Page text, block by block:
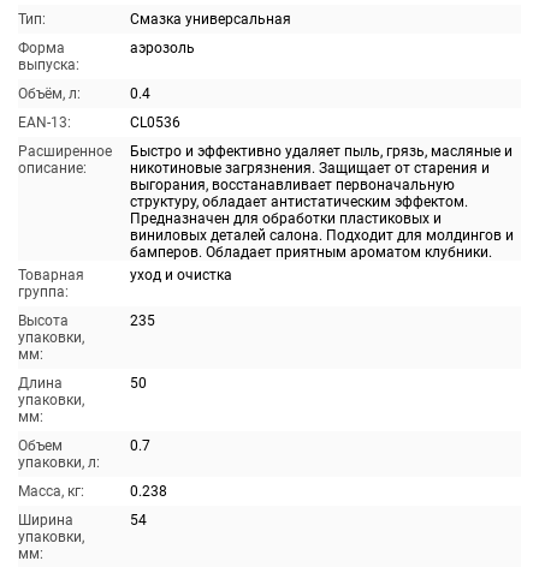
Тип:
Смазка универсальная
Форма
выпуска:
аэрозоль
Объём, л:
0.4
EAN-13:
CL0536
Расширенное
описание:
Быстро и эффективно удаляет пыль, грязь, масляные и
никотиновые загрязнения. Защищает от старения и
выгорания, восстанавливает первоначальную
структуру, обладает антистатическим эффектом.
Предназначен для обработки пластиковых и
виниловых деталей салона. Подходит для молдингов и
бамперов. Обладает приятным ароматом клубники.
Товарная
группа:
уход и очистка
Высота
упаковки,
мм:
235
Длина
упаковки,
мм:
50
Объем
упаковки, л:
0.7
Масса, кг:
0.238
Ширина
упаковки,
мм:
54